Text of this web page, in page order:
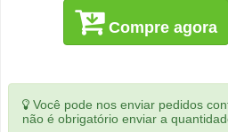
Compre agora
Você pode nos enviar pedidos
não é obrigatório enviar a